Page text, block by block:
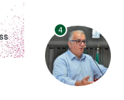
4